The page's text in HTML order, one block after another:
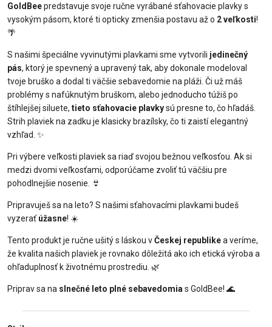
GoldBeepredstavuje svoje ručne vyrábané sťahovacie plavky s
vysokým pásom, ktoré ti opticky zmenšia postavu až o 2 veľkosti!
🌴
S našimi špeciálne vyvinutými plavkami sme vytvorili jedinečný
pás, ktorý je spevnený a upravený tak, aby dokonale modeloval
tvoje bruško a dodal ti väčšie sebavedomie na pláži. Či už máš
problémy s nafúknutým bruškom, alebo jednoducho túžiš po
štíhlejšej siluete, tieto sťahovacie plavkysú presne to, čo hľadáš.
Strih plaviek na zadku je klasicky brazílsky, čo ti zaistí elegantný
vzhľad. ✨
Pri výbere veľkosti plaviek sa riaď svojou bežnou veľkosťou. Ak si
medzi dvomi veľkosťami, odporúčame zvoliť tú väčšiu pre
pohodlnejšie nosenie. 👙
Pripravuješ sa na leto? S našimi sťahovacími plavkami budeš
vyzerať úžasne! ☀️
Tento produkt je ručne ušitý s láskou vČeskej republikea veríme,
že kvalita našich plaviek je rovnako dôležitá ako ich etická výroba a
ohľaduplnosť k životnému prostrediu. 🌿
Priprav sa na slnečné leto plné sebavedomia s GoldBee! 🌊